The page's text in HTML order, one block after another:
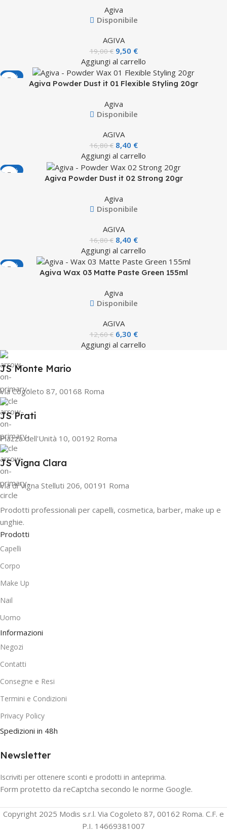
Agiva
Disponibile
AGIVA
19,00€ 9,50 €
Aggiungi al carrello
-50%
Agiva Powder Dust it 01 Flexible Styling 20gr
Agiva
Disponibile
AGIVA
16,80€ 8,40 €
Aggiungi al carrello
-50%
Agiva Powder Dust it 02 Strong 20gr
Agiva
Disponibile
AGIVA
16,80€ 8,40 €
Aggiungi al carrello
-50%
Agiva Wax 03 Matte Paste Green 155ml
Agiva
Disponibile
AGIVA
12,60€ 6,30 €
Aggiungi al carrello
JS Monte Mario
Via Cogoleto 87, 00168 Roma
JS Prati
Piazza dell'Unità 10, 00192 Roma
JS Vigna Clara
Via di Vigna Stelluti 206, 00191 Roma
Prodotti professionali per capelli, cosmetica, barber, make up e
unghie.
Prodotti
Capelli
Corpo
Make Up
Nail
Uomo
Informazioni
Negozi
Contatti
Consegne e Resi
Termini e Condizioni
Privacy Policy
Spedizioni in 48h
Newsletter
Iscriviti per ottenere sconti e prodotti in anteprima.
Form protetto da reCaptcha secondo le norme Google.
Copyright 2025 Modis s.r.l. Via Cogoleto 87, 00162 Roma. C.F. e
P.I. 14669381007